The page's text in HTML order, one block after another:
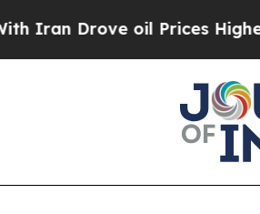
oil Prices Higher, Trump